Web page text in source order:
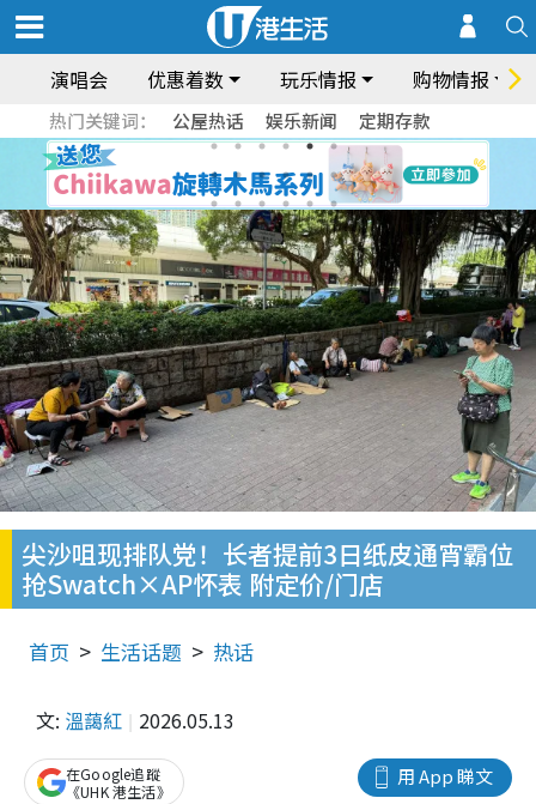
演唱会 优惠着数 玩乐情报 购物情报
热门关键词： 公屋热话 娱乐新闻 定期存款
尖沙咀现排队党！长者提前3日纸皮通宵霸位
抢Swatch×AP怀表 附定价/门店
首页 生活话题 热话
文: 溫藹紅 2026.05.13
用 App 睇文
在Google追蹤
《UHK 港生活》